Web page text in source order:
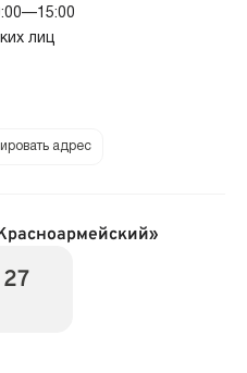
лиц
адрес